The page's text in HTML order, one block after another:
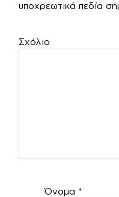
υποχρεωτικά πεδία
Όνομα *